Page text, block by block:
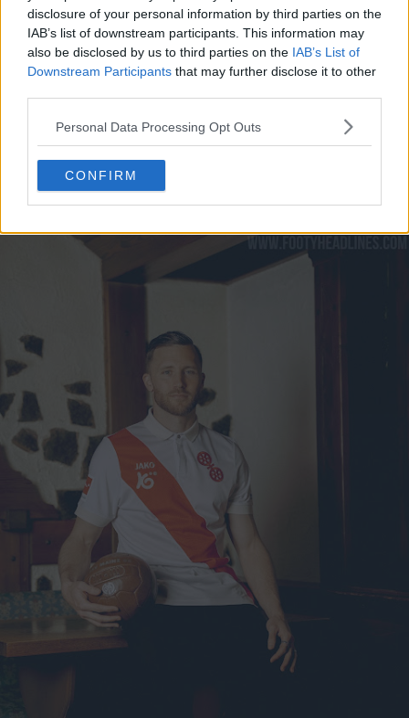
disclosure of your personal information by third parties on the
IAB’s list of downstream participants. This information may
also be disclosed by us to third parties on the IAB’s List of
Downstream Participants that may further disclose it to other
Personal Data Processing Opt Outs
CONFIRM